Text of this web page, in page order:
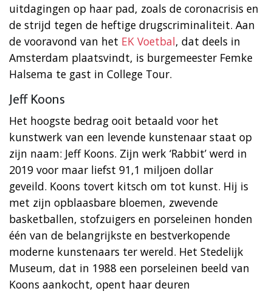
uitdagingen op haar pad, zoals de coronacrisis en
de strijd tegen de heftige drugscriminaliteit. Aan
de vooravond van het EK Voetbal, dat deels in
Amsterdam plaatsvindt, is burgemeester Femke
Halsema te gast in College Tour.
Jeff Koons
Het hoogste bedrag ooit betaald voor het
kunstwerk van een levende kunstenaar staat op
zijn naam: Jeff Koons. Zijn werk ‘Rabbit’ werd in
2019 voor maar liefst 91,1 miljoen dollar
geveild. Koons tovert kitsch om tot kunst. Hij is
met zijn opblaasbare bloemen, zwevende
basketballen, stofzuigers en porseleinen honden
één van de belangrijkste en bestverkopende
moderne kunstenaars ter wereld. Het Stedelijk
Museum, dat in 1988 een porseleinen beeld van
Koons aankocht, opent haar deuren